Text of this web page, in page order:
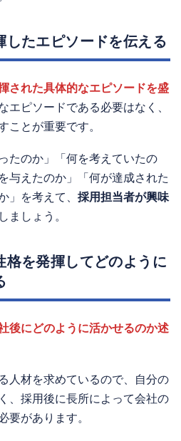
たエピソードを伝える
された具体的なエピソードを盛
エピソードである必要はなく、
ことが重要です。
たのか」「何を考えていたの
与えたのか」「何が達成された
」を考えて、 採用担当者が興味
しましょう。
を発揮してどのように
後にどのように活かせるのか述
人材を求めているので、自分の
、採用後に長所によって会社の
要があります。